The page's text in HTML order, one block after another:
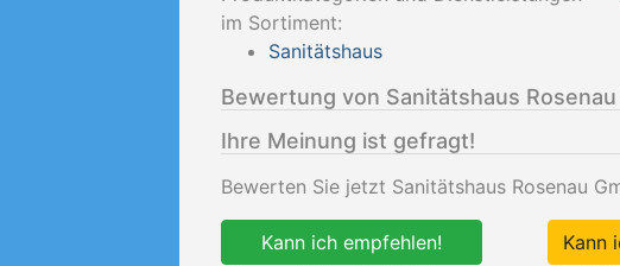
im Sortiment:
Sanitätshaus
Bewertung von Sanitätshaus Rosenau
Ihre Meinung ist gefragt!
Bewerten Sie jetzt Sanitätshaus Rosenau
Kann ich empfehlen!
Kann